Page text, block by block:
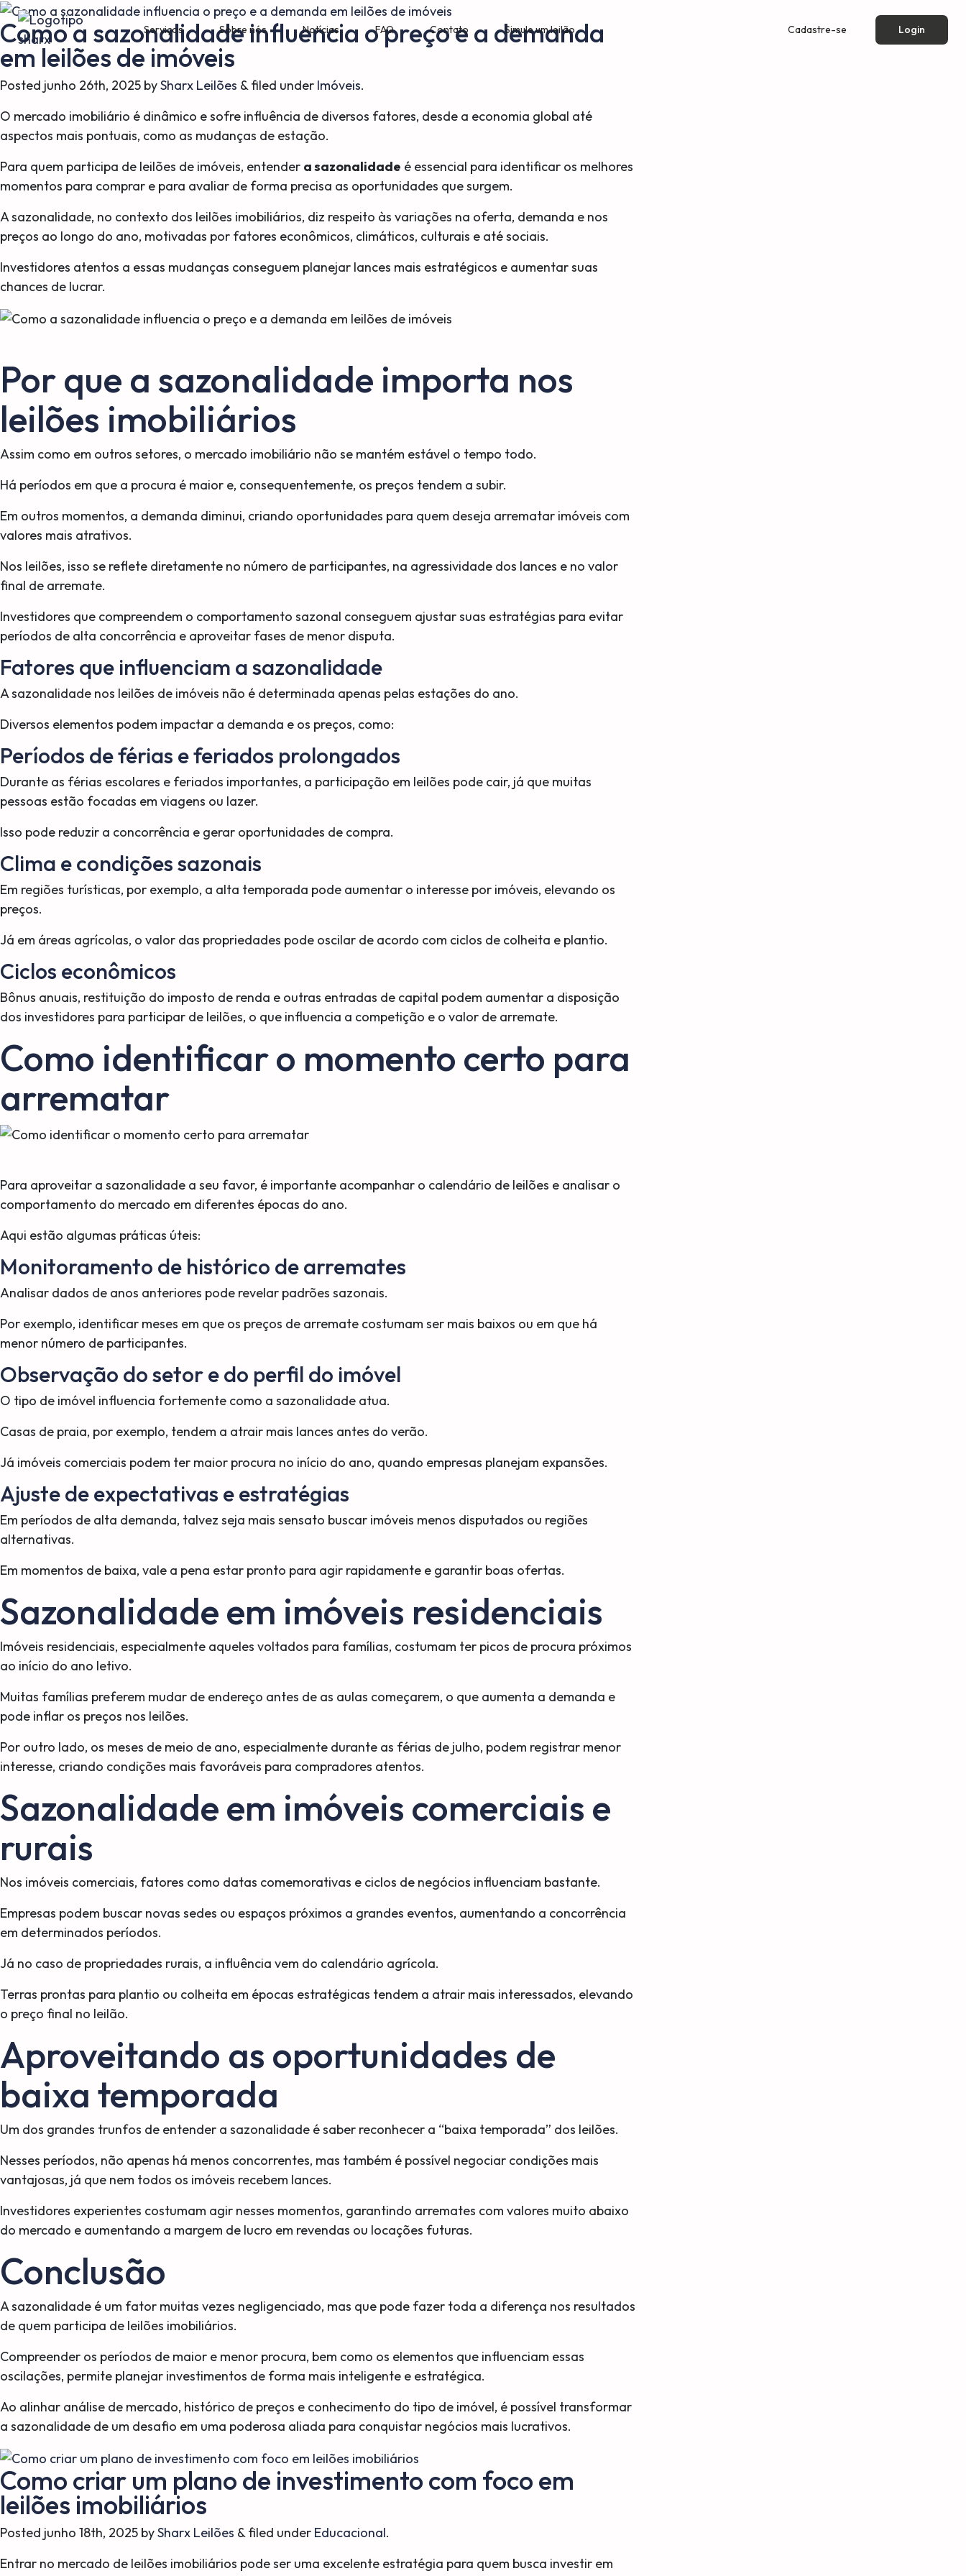
Serviços Sobre nós Notícias FAQ Contato Simule um leilão Cadastre-se Login
Como a sazonalidade influencia o preço e a demanda
em leilões de imóveis
Posted junho 26th, 2025 bySharx Leilões &filed under Imóveis.
O mercado imobiliário é dinâmico e sofre influência de diversos fatores, desde a economia global até
aspectos mais pontuais, como as mudanças de estação.
Para quem participa de leilões de imóveis, entender a sazonalidade é essencial para identificar os melhores
momentos para comprar e para avaliar de forma precisa as oportunidades que surgem.
A sazonalidade, no contexto dos leilões imobiliários, diz respeito às variações na oferta, demanda e nos
preços ao longo do ano, motivadas por fatores econômicos, climáticos, culturais e até sociais.
Investidores atentos a essas mudanças conseguem planejar lances mais estratégicos e aumentar suas
chances de lucrar.
Por que a sazonalidade importa nos
leilões imobiliários
Assim como em outros setores, o mercado imobiliário não se mantém estável o tempo todo.
Há períodos em que a procura é maior e, consequentemente, os preços tendem a subir.
Em outros momentos, a demanda diminui, criando oportunidades para quem deseja arrematar imóveis com
valores mais atrativos.
Nos leilões, isso se reflete diretamente no número de participantes, na agressividade dos lances e no valor
final de arremate.
Investidores que compreendem o comportamento sazonal conseguem ajustar suas estratégias para evitar
períodos de alta concorrência e aproveitar fases de menor disputa.
Fatores que influenciam a sazonalidade
A sazonalidade nos leilões de imóveis não é determinada apenas pelas estações do ano.
Diversos elementos podem impactar a demanda e os preços, como:
Períodos de férias e feriados prolongados
Durante as férias escolares e feriados importantes, a participação em leilões pode cair, já que muitas
pessoas estão focadas em viagens ou lazer.
Isso pode reduzir a concorrência e gerar oportunidades de compra.
Clima e condições sazonais
Em regiões turísticas, por exemplo, a alta temporada pode aumentar o interesse por imóveis, elevando os
preços.
Já em áreas agrícolas, o valor das propriedades pode oscilar de acordo com ciclos de colheita e plantio.
Ciclos econômicos
Bônus anuais, restituição do imposto de renda e outras entradas de capital podem aumentar a disposição
dos investidores para participar de leilões, o que influencia a competição e o valor de arremate.
Como identificar o momento certo para
arrematar
Para aproveitar a sazonalidade a seu favor, é importante acompanhar o calendário de leilões e analisar o
comportamento do mercado em diferentes épocas do ano.
Aqui estão algumas práticas úteis:
Monitoramento de histórico de arremates
Analisar dados de anos anteriores pode revelar padrões sazonais.
Por exemplo, identificar meses em que os preços de arremate costumam ser mais baixos ou em que há
menor número de participantes.
Observação do setor e do perfil do imóvel
O tipo de imóvel influencia fortemente como a sazonalidade atua.
Casas de praia, por exemplo, tendem a atrair mais lances antes do verão.
Já imóveis comerciais podem ter maior procura no início do ano, quando empresas planejam expansões.
Ajuste de expectativas e estratégias
Em períodos de alta demanda, talvez seja mais sensato buscar imóveis menos disputados ou regiões
alternativas.
Em momentos de baixa, vale a pena estar pronto para agir rapidamente e garantir boas ofertas.
Sazonalidade em imóveis residenciais
Imóveis residenciais, especialmente aqueles voltados para famílias, costumam ter picos de procura próximos
ao início do ano letivo.
Muitas famílias preferem mudar de endereço antes de as aulas começarem, o que aumenta a demanda e
pode inflar os preços nos leilões.
Por outro lado, os meses de meio de ano, especialmente durante as férias de julho, podem registrar menor
interesse, criando condições mais favoráveis para compradores atentos.
Sazonalidade em imóveis comerciais e
rurais
Nos imóveis comerciais, fatores como datas comemorativas e ciclos de negócios influenciam bastante.
Empresas podem buscar novas sedes ou espaços próximos a grandes eventos, aumentando a concorrência
em determinados períodos.
Já no caso de propriedades rurais, a influência vem do calendário agrícola.
Terras prontas para plantio ou colheita em épocas estratégicas tendem a atrair mais interessados, elevando
o preço final no leilão.
Aproveitando as oportunidades de
baixa temporada
Um dos grandes trunfos de entender a sazonalidade é saber reconhecer a “baixa temporada” dos leilões.
Nesses períodos, não apenas há menos concorrentes, mas também é possível negociar condições mais
vantajosas, já que nem todos os imóveis recebem lances.
Investidores experientes costumam agir nesses momentos, garantindo arremates com valores muito abaixo
do mercado e aumentando a margem de lucro em revendas ou locações futuras.
Conclusão
A sazonalidade é um fator muitas vezes negligenciado, mas que pode fazer toda a diferença nos resultados
de quem participa de leilões imobiliários.
Compreender os períodos de maior e menor procura, bem como os elementos que influenciam essas
oscilações, permite planejar investimentos de forma mais inteligente e estratégica.
Ao alinhar análise de mercado, histórico de preços e conhecimento do tipo de imóvel, é possível transformar
a sazonalidade de um desafio em uma poderosa aliada para conquistar negócios mais lucrativos.
Como criar um plano de investimento com foco em
leilões imobiliários
Posted junho 18th, 2025 bySharx Leilões &filed under Educacional.
Entrar no mercado de leilões imobiliários pode ser uma excelente estratégia para quem busca investir em